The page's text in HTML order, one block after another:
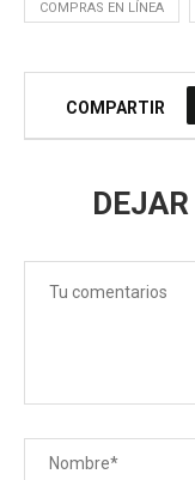
COMPRAS EN LÍNEA
COMPARTIR